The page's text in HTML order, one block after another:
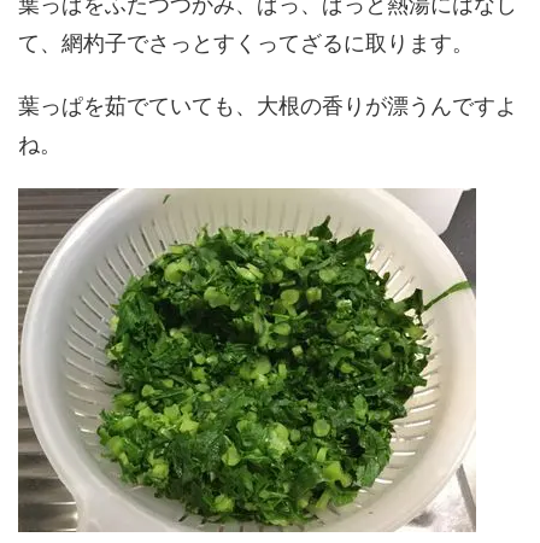
て、網杓子でさっとすくってざるに取ります。
葉っぱを茹でていても、大根の香りが漂うんですよ
ね。